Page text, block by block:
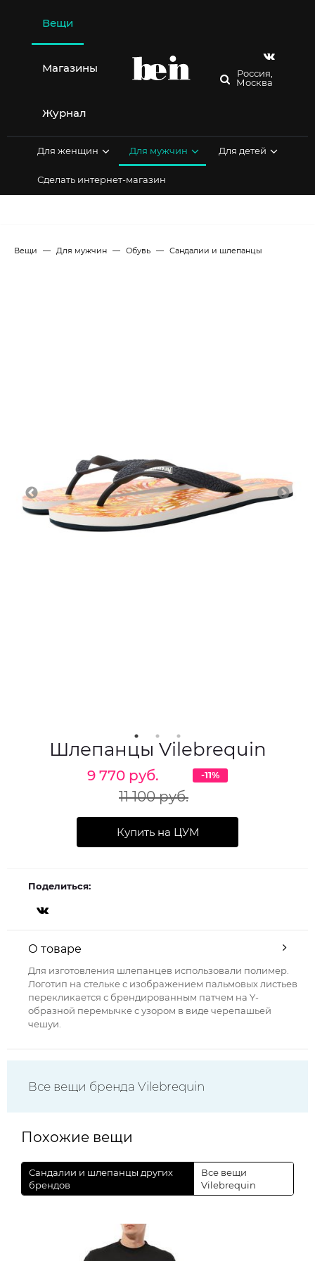
содержимому
Вещи
Магазины
Журнал
Россия,
Москва
Для женщин Для мужчин Для детей
Сделать интернет-магазин
Вещи Для мужчин Обувь Сандалии и шлепанцы
Шлепанцы Vilebrequin
9 770 руб.
11 100 руб.
-11%
Купить на ЦУМ
Поделиться:
О товаре
Для изготовления шлепанцев использовали полимер.
Логотип на стельке с изображением пальмовых листьев
перекликается с брендированным патчем на Y-
образной перемычке с узором в виде черепашьей
чешуи.
Все вещи бренда Vilebrequin
Похожие вещи
Сандалии и шлепанцы других
брендов
Все вещи
Vilebrequin